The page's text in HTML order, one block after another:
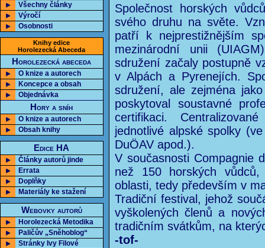
Všechny články
Výročí
Osobnosti
Knihy edice
Horolezecká Abeceda
Horolezecká abeceda
O knize a autorech
Koncepce a obsah
Objednávka
Hory a sníh
O knize a autorech
Obsah knihy
Edice HA
Články autorů jinde
Errata
Doplňky
Materiály ke stažení
Webovky autorů
Horolezecká Metodika
Paličův „Sněhoblog“
Stránky Ivy Filové
Společnost horských
svého druhu na světe.
patří k nejprestižnějším
mezinárodní unii
sdružení začaly postupně
v Alpách a Pyrenejích.
sdružení, ale zejména
poskytoval soustavné
certifikaci.
jednotlivé alpské spolky
DuÖAV apod.).
V současnosti Compagnie
než 150 horských
oblasti, tedy především v
Tradiční festival, jehož
vyškolených členů a
tradičním svátkům, na
-tof-